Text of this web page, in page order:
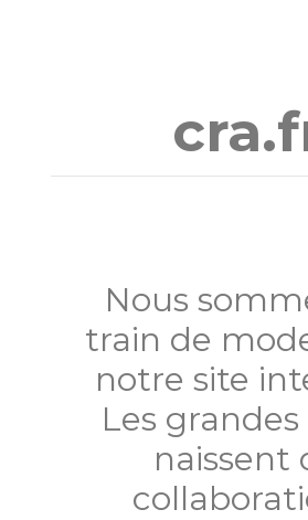
Nous
train de
notre site
Les grandes
naissent